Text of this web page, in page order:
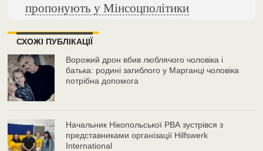
пропонують у Мінсоцполітики
СХОЖІ ПУБЛІКАЦІЇ
Ворожий дрон вбив люблячого чоловіка і
батька: родині загиблого у Марганці чоловіка
потрібна допомога
Начальник Нікопольської РВА зустрівся з
представниками організації Hilfswerk
International